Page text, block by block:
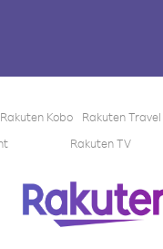
Rakuten Kobo Rakuten Travel
Rakuten TV